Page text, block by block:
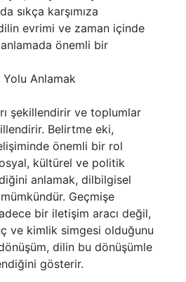
sıkça karşımıza
evrimi ve zaman içinde
önemli bir
Anlamak
şekillendirir ve toplumlar
Belirtme eki,
önemli bir rol
kültürel ve politik
anlamak, dilbilgisel
Geçmişe
bir iletişim aracı değil,
ve kimlik simgesi olduğunu
dilin bu dönüşümle
gösterir.